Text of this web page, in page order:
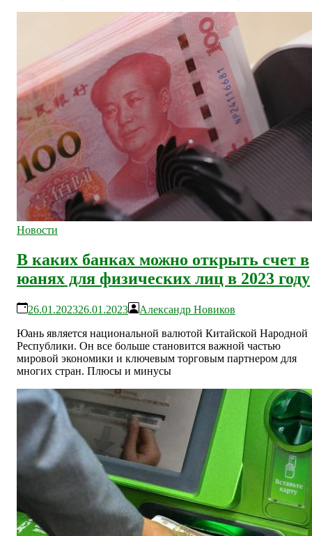
Новости
В каких банках можно открыть счет в
юанях для физических лиц в 2023 году
26.01.202326.01.2023
Александр Новиков
Юань является национальной валютой Китайской Народной
Республики. Он все больше становится важной частью
мировой экономики и ключевым торговым партнером для
многих стран. Плюсы и минусы